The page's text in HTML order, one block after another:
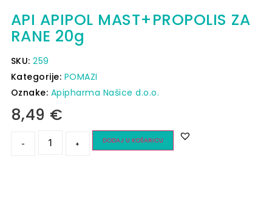
API APIPOL MAST+PROPOLIS ZA
RANE 20g
SKU:259
Kategorije: POMAZI
Oznake: Apipharma Našice d.o.o.
8,49 €
- + DODAJ U KOŠARICU